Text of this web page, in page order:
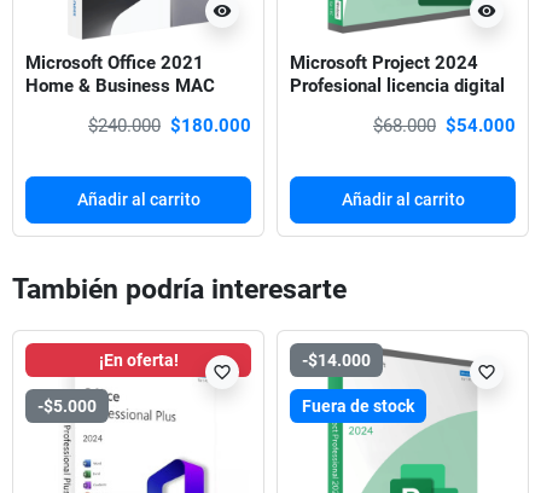
visibility
Microsoft Office 2021
Home & Business MAC
$240.000 $180.000
Añadir al carrito
visibility
Microsoft Project 2024
Profesional licencia digital
$68.000 $54.000
Añadir al carrito
También podría interesarte
¡En oferta!
-$5.000
favorite_border
-$14.000
Fuera de stock
favorite_border